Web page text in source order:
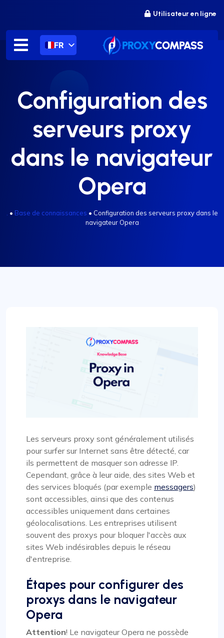
contenu
Utilisateur en ligne
FR
Configuration des
serveurs proxy
dans le navigateur
Opera
• Base de connaissances • Configuration des serveurs proxy dans le
navigateur Opera
Les serveurs proxy sont généralement utilisés
pour surfer sur Internet sans être détecté, car
ils permettent de masquer son adresse IP.
Cependant, grâce à leur aide, des sites Web et
des services bloqués (par exemple messagers)
sont accessibles, ainsi que des contenus
accessibles uniquement dans certaines
géolocalisations. Les entreprises utilisent
souvent des proxys pour bloquer l'accès aux
sites Web indésirables depuis le réseau
d'entreprise.
Étapes pour configurer des
proxys dans le navigateur
Opera
Attention! Le navigateur Opera ne possède